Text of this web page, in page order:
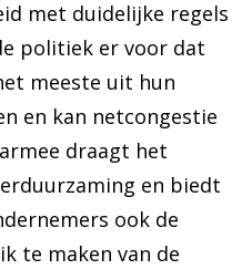
met duidelijke regels
politiek er voor dat
meeste uit hun
en kan netcongestie
draagt het
en biedt
ook de
te maken van de